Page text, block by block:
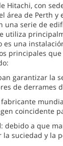
Hitachi, con
área de Perth
una serie de
utiliza
es una
principales
garantizar la
de derrames
fabricante
coincidente
: debido a que
suciedad y la